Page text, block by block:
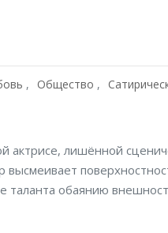
Общество
актрисе, лишённой
таланта обаянию